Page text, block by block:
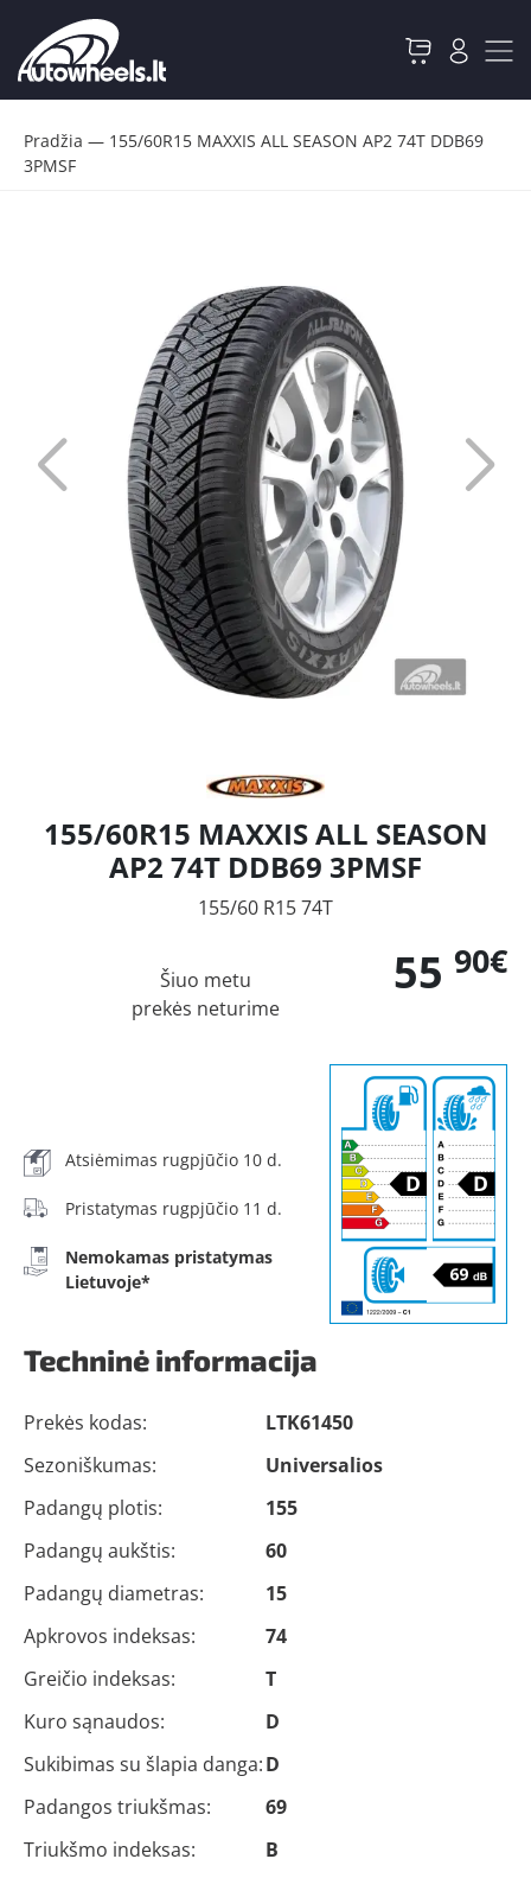
Pradžia — 155/60R15 MAXXIS ALL SEASON AP2 74T DDB69
3PMSF
155/60R15 MAXXIS ALL SEASON
AP2 74T DDB69 3PMSF
155/60 R15 74T
55 90€
Šiuo metu
prekės neturime
Atsiėmimas rugpjūčio 10 d.
Pristatymas rugpjūčio 11 d.
Nemokamas pristatymas
Lietuvoje*
Techninė informacija
Prekės kodas:
LTK61450
Sezoniškumas:
Universalios
Padangų plotis:
155
Padangų aukštis:
60
Padangų diametras:
15
Apkrovos indeksas:
74
Greičio indeksas:
T
Kuro sąnaudos:
D
Sukibimas su šlapia danga:D
Padangos triukšmas:
69
Triukšmo indeksas:
B